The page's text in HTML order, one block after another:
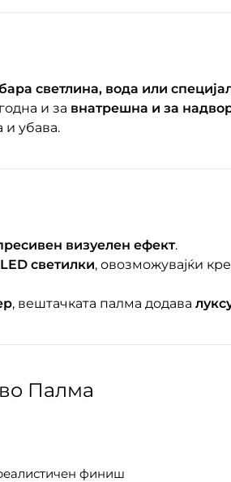
светлина, вода или
и за внатрешна и за
и убава.
визуелен ефект.
светилки, овозможувајќи
, вештачката палма додава
Палма
финиш